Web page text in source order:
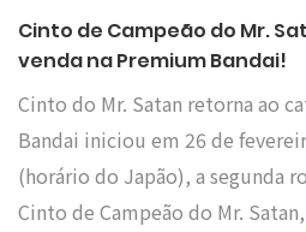
Cinto de Campeão do Mr.
venda na Premium Bandai!
Cinto do Mr. Satan retorna ao
Bandai iniciou em 26 de
(horário do Japão), a segunda
Cinto de Campeão do Mr.